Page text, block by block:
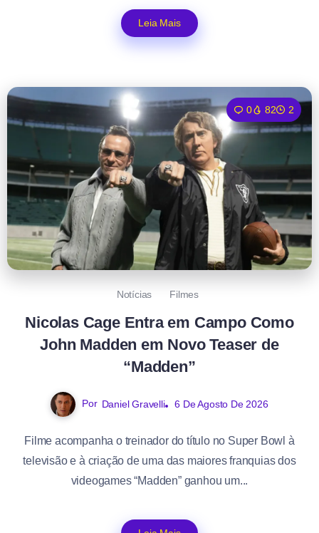
Leia Mais
0 82 2
Notícias Filmes
Nicolas Cage Entra em Campo Como
John Madden em Novo Teaser de
“Madden”
Por Daniel Gravelli 6 De Agosto De 2026
Filme acompanha o treinador do título no Super Bowl à
televisão e à criação de uma das maiores franquias dos
videogames “Madden” ganhou um...